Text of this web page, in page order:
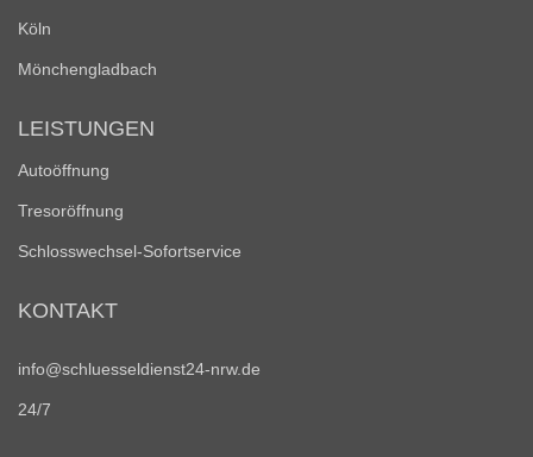
Köln
Mönchengladbach
LEISTUNGEN
Autoöffnung
Tresoröffnung
Schlosswechsel-Sofortservice
KONTAKT
info@schluesseldienst24-nrw.de
24/7